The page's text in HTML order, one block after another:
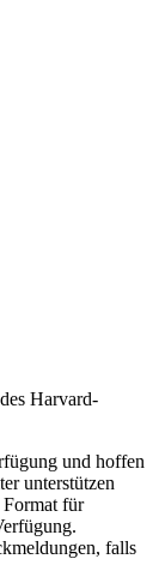
Harvard-
und hoffen
unterstützen
für
falls